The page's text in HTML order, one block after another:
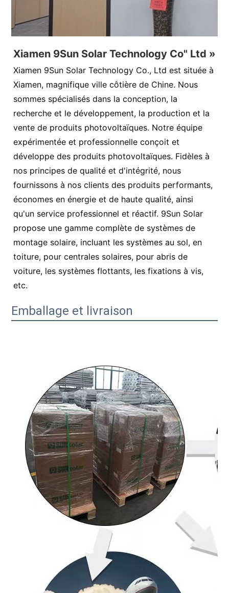
Xiamen 9Sun Solar Technology Co" Ltd »
Xiamen 9Sun Solar Technology Co., Ltd est située à
Xiamen, magnifique ville côtière de Chine. Nous
sommes spécialisés dans la conception, la
recherche et le développement, la production et la
vente de produits photovoltaïques. Notre équipe
expérimentée et professionnelle conçoit et
développe des produits photovoltaïques. Fidèles à
nos principes de qualité et d'intégrité, nous
fournissons à nos clients des produits performants,
économes en énergie et de haute qualité, ainsi
qu'un service professionnel et réactif. 9Sun Solar
propose une gamme complète de systèmes de
montage solaire, incluant les systèmes au sol, en
toiture, pour centrales solaires, pour abris de
voiture, les systèmes flottants, les fixations à vis,
etc.
Emballage et livraison